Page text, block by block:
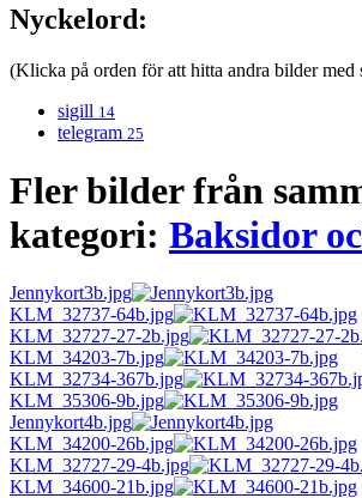
Nyckelord:
(Klicka på orden för att hitta andra bilder med
sigill 14
telegram 25
Fler bilder från
kategori: Baksidor
Jennykort3b.jpg
KLM_32737-64b.jpg
KLM_32727-27-2b.jpg
KLM_34203-7b.jpg
KLM_32734-367b.jpg
KLM_35306-9b.jpg
Jennykort4b.jpg
KLM_34200-26b.jpg
KLM_32727-29-4b.jpg
KLM_34600-21b.jpg